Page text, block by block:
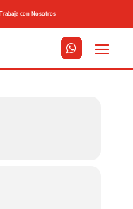
con Nosotros


